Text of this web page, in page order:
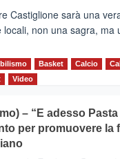
Castiglione sarà una
locali, non una sagra, ma
Basket Calcio
Video
– “E adesso
per promuovere la